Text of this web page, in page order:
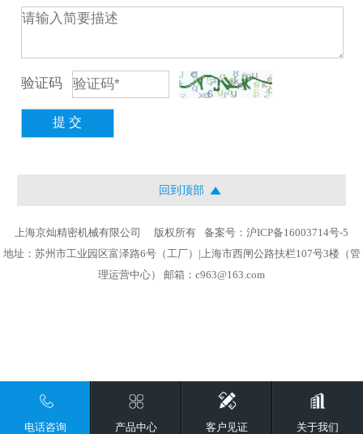
验证码
提 交
回到顶部
上海京灿精密机械有限公司 版权所有
备案号：沪ICP备16003714号-5
地址：苏州市工业园区富泽路6号（工厂）|上海市西闸公路扶栏107号3楼（管
理运营中心） 邮箱：c963@163.com
电话咨询 产品中心 客户见证 关于我们